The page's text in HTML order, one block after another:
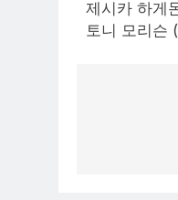
제시카 하게
토니 모리슨